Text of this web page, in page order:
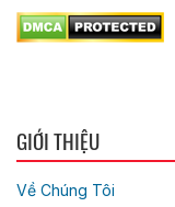
GIỚI THIỆU
Về Chúng Tôi